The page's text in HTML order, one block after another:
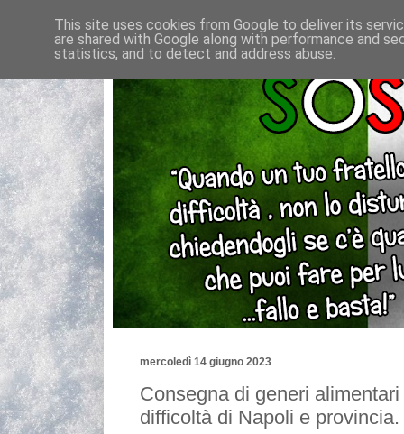
mercoledì 14 giugno 2023
Consegna di generi
difficoltà di Napoli e provincia.
This site uses cookies from Google to deliver its
are shared with Google along with performance and
statistics, and to detect and address abuse.